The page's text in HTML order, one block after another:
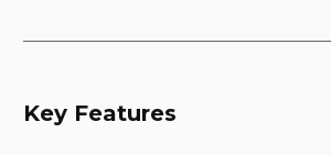
Key Features